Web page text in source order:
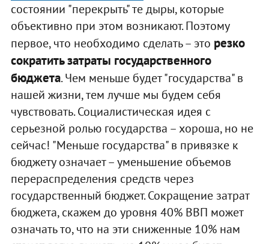
состоянии "перекрыть" те дыры, которые
объективно при этом возникают. Поэтому
первое, что необходимо сделать – это резко
сократить затраты государственного
бюджета. Чем меньше будет "государства" в
нашей жизни, тем лучше мы будем себя
чувствовать. Социалистическая идея с
серьезной ролью государства – хороша, но не
сейчас! "Меньше государства" в привязке к
бюджету означает – уменьшение объемов
перераспределения средств через
государственный бюджет. Сокращение затрат
бюджета, скажем до уровня 40% ВВП может
означать то, что на эти сниженные 10% нам